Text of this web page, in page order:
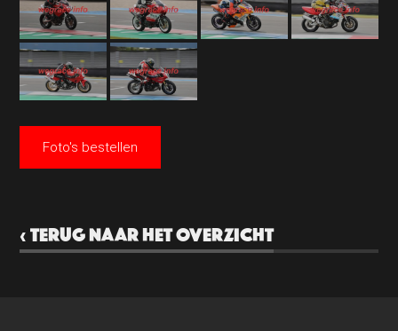
Foto's bestellen
‹ TERUG NAAR HET OVERZICHT